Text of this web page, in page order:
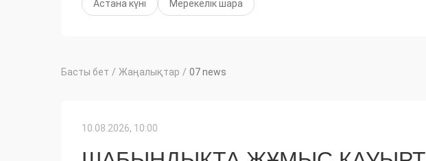
Астана күні Мерекелік шара
Басты бет / Жаңалықтар / 07 news
10.08.2026, 10:00